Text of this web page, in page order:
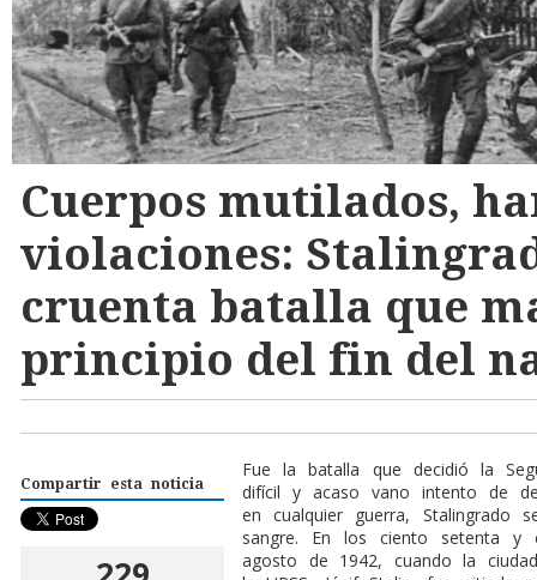
Cuerpos mutilados,
violaciones:
cruenta batalla que
principio del fin del
Compartir esta noticia
Fue la batalla que decidió la
difícil y acaso vano intento de
en cualquier guerra,
sangre. En los ciento setenta
agosto de 1942, cuando la